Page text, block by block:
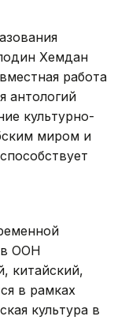
Хемдан
работа
антологий
культурно-
миром и
ООН
китайский,
в рамках
культура в